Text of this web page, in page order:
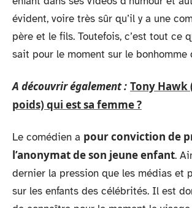
évident, voire très sûr qu’il y a une
père et le fils. Toutefois, c’est tout ce
sait pour le moment sur le bonhomme
A découvrir également : Tony Hawk
poids) qui est sa femme ?
Le comédien a pour conviction de
l’anonymat de son jeune enfant.
dernier la pression que les médias et
sur les enfants des célébrités. Il est